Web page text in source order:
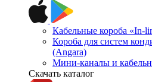
Кабельные короба «In-
Короба для систем
(Angara)
Мини-каналы и
Скачать каталог